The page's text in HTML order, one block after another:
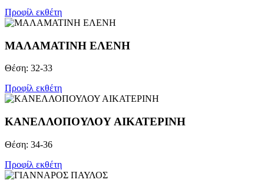
Προφίλ εκθέτη
ΜΑΛΑΜΑΤΙΝΗ ΕΛΕΝΗ
Θέση: 32-33
Προφίλ εκθέτη
ΚΑΝΕΛΛΟΠΟΥΛΟΥ ΑΙΚΑΤΕΡΙΝΗ
Θέση: 34-36
Προφίλ εκθέτη